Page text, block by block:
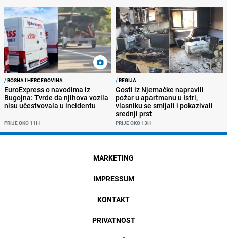
/BOSNA I HERCEGOVINA
EuroExpress o navodima iz
Bugojna: Tvrde da njihova vozila
nisu učestvovala u incidentu
PRIJE OKO 11H
/REGIJA
Gosti iz Njemačke napravili
požar u apartmanu u Istri,
vlasniku se smijali i pokazivali
srednji prst
PRIJE OKO 13H
MARKETING
IMPRESSUM
KONTAKT
PRIVATNOST